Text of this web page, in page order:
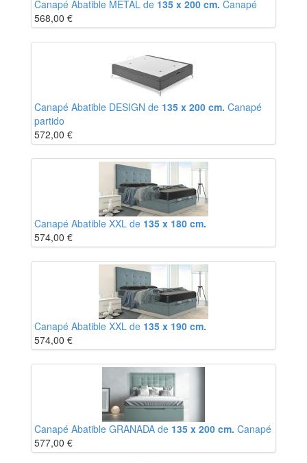
Canapé Abatible METAL de 135 x 200 cm. Canapé
568,00 €
Canapé Abatible DESIGN de 135 x 200 cm. Canapé
partido
572,00 €
Canapé Abatible XXL de 135 x 180 cm.
574,00 €
Canapé Abatible XXL de 135 x 190 cm.
574,00 €
Canapé Abatible GRANADA de 135 x 200 cm. Canapé
577,00 €